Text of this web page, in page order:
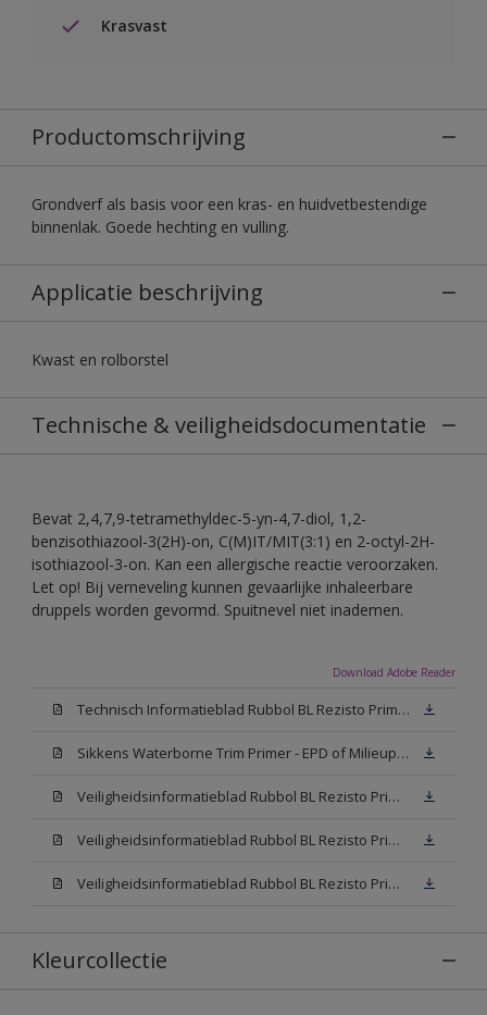
Krasvast
Productomschrijving
Grondverf als basis voor een kras- en huidvetbestendige
binnenlak. Goede hechting en vulling.
Applicatie beschrijving
Kwast en rolborstel
Technische & veiligheidsdocumentatie
Bevat 2,4,7,9-tetramethyldec-5-yn-4,7-diol, 1,2-
benzisothiazool-3(2H)-on, C(M)IT/MIT(3:1) en 2-octyl-2H-
isothiazool-3-on. Kan een allergische reactie veroorzaken.
Let op! Bij verneveling kunnen gevaarlijke inhaleerbare
druppels worden gevormd. Spuitnevel niet inademen.
Download Adobe Reader
Technisch Informatieblad Rubbol BL Rezisto Primer (New Livery) (PDF)
Sikkens Waterborne Trim Primer - EPD of Milieuproductverklaring
Veiligheidsinformatieblad Rubbol BL Rezisto Primer N00 (MSDS)
Veiligheidsinformatieblad Rubbol BL Rezisto Primer White (MSDS)
Veiligheidsinformatieblad Rubbol BL Rezisto Primer W05 (MSDS)
Kleurcollectie